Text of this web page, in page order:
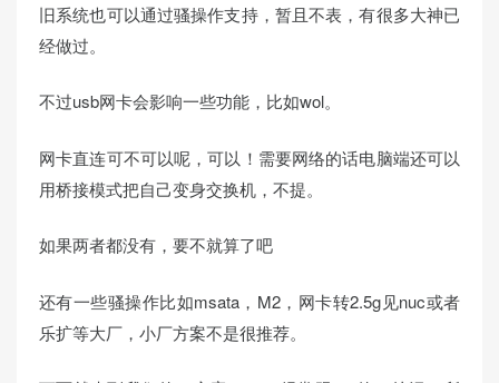
旧系统也可以通过骚操作支持，暂且不表，有很多大神已
经做过。
不过usb网卡会影响一些功能，比如wol。
网卡直连可不可以呢，可以！需要网络的话电脑端还可以
用桥接模式把自己变身交换机，不提。
如果两者都没有，要不就算了吧
还有一些骚操作比如msata，M2，网卡转2.5g见nuc或者
乐扩等大厂，小厂方案不是很推荐。